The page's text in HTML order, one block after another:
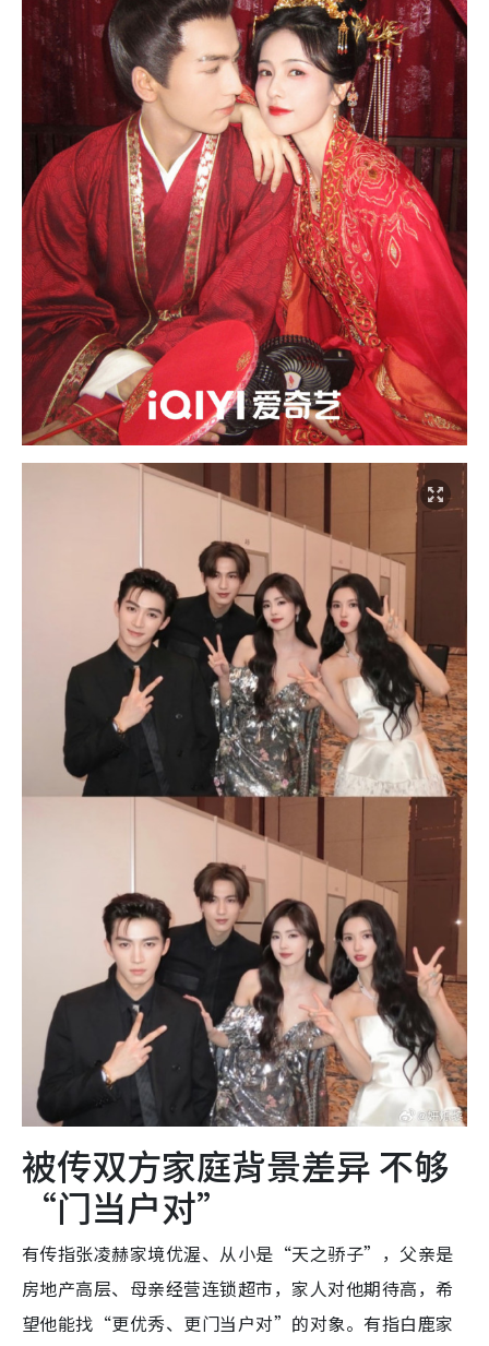
被传双方家庭背景差异 不够
“门当户对”
有传指张凌赫家境优渥、从小是“天之骄子”，父亲是
房地产高层、母亲经营连锁超市，家人对他期待高，希
望他能找“更优秀、更门当户对”的对象。有指白鹿家